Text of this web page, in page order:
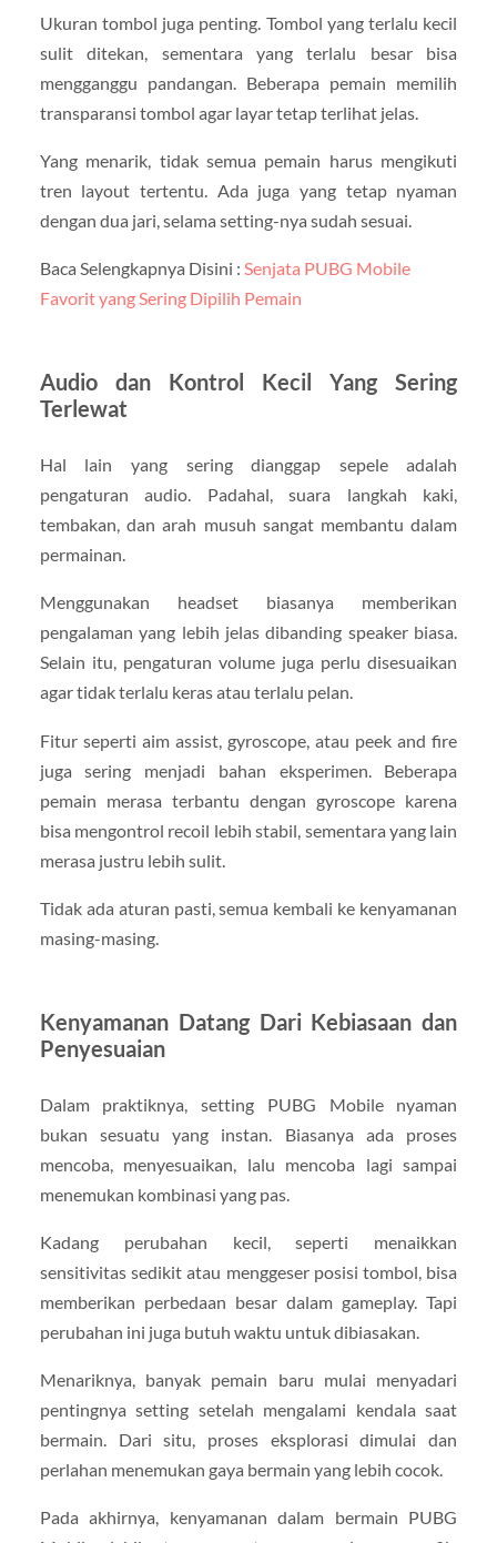
Ukuran tombol juga penting. Tombol yang terlalu kecil
sulit ditekan, sementara yang terlalu besar bisa
mengganggu pandangan. Beberapa pemain memilih
transparansi tombol agar layar tetap terlihat jelas.
Yang menarik, tidak semua pemain harus mengikuti
tren layout tertentu. Ada juga yang tetap nyaman
dengan dua jari, selama setting-nya sudah sesuai.
Baca Selengkapnya Disini : Senjata PUBG Mobile
Favorit yang Sering Dipilih Pemain
Audio dan Kontrol Kecil Yang Sering
Terlewat
Hal lain yang sering dianggap sepele adalah
pengaturan audio. Padahal, suara langkah kaki,
tembakan, dan arah musuh sangat membantu dalam
permainan.
Menggunakan headset biasanya memberikan
pengalaman yang lebih jelas dibanding speaker biasa.
Selain itu, pengaturan volume juga perlu disesuaikan
agar tidak terlalu keras atau terlalu pelan.
Fitur seperti aim assist, gyroscope, atau peek and fire
juga sering menjadi bahan eksperimen. Beberapa
pemain merasa terbantu dengan gyroscope karena
bisa mengontrol recoil lebih stabil, sementara yang lain
merasa justru lebih sulit.
Tidak ada aturan pasti, semua kembali ke kenyamanan
masing-masing.
Kenyamanan Datang Dari Kebiasaan dan
Penyesuaian
Dalam praktiknya, setting PUBG Mobile nyaman
bukan sesuatu yang instan. Biasanya ada proses
mencoba, menyesuaikan, lalu mencoba lagi sampai
menemukan kombinasi yang pas.
Kadang perubahan kecil, seperti menaikkan
sensitivitas sedikit atau menggeser posisi tombol, bisa
memberikan perbedaan besar dalam gameplay. Tapi
perubahan ini juga butuh waktu untuk dibiasakan.
Menariknya, banyak pemain baru mulai menyadari
pentingnya setting setelah mengalami kendala saat
bermain. Dari situ, proses eksplorasi dimulai dan
perlahan menemukan gaya bermain yang lebih cocok.
Pada akhirnya, kenyamanan dalam bermain PUBG